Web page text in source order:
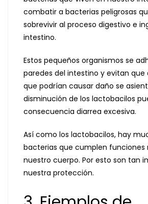
combatir a bacterias peligrosas
sobrevivir al proceso digestivo e
intestino.
Estos pequeños organismos se
paredes del intestino y evitan que
que podrían causar daño se
disminución de los lactobacilos
consecuencia diarrea excesiva.
Así como los lactobacilos, hay
bacterias que cumplen funciones
nuestro cuerpo. Por esto son tan
nuestra protección.